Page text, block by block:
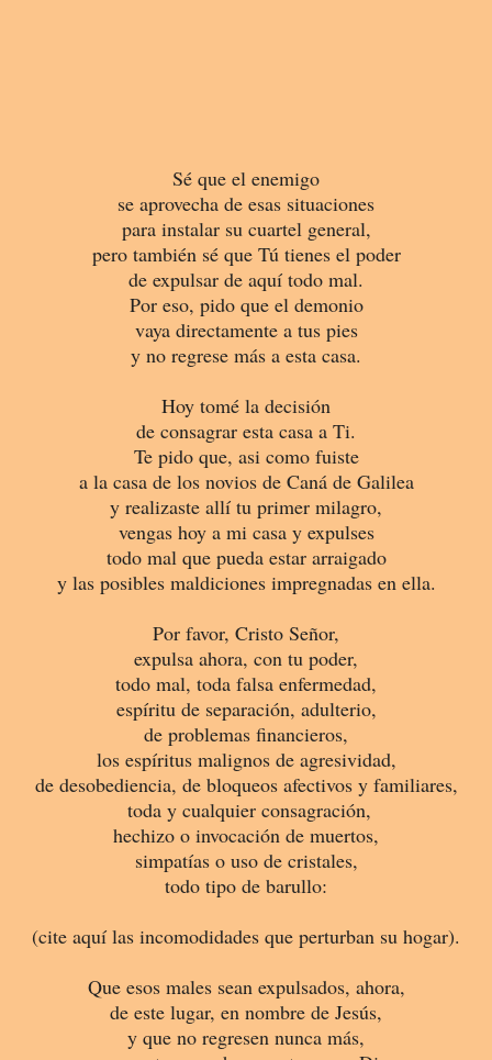
Sé que el enemigo
se aprovecha de esas situaciones
para instalar su cuartel general,
pero también sé que Tú tienes el poder
de expulsar de aquí todo mal.
Por eso, pido que el demonio
vaya directamente a tus pies
y no regrese más a esta casa.
Hoy tomé la decisión
de consagrar esta casa a Ti.
Te pido que, asi como fuiste
a la casa de los novios de Caná de Galilea
y realizaste allí tu primer milagro,
vengas hoy a mi casa y expulses
todo mal que pueda estar arraigado
y las posibles maldicionesimpregnadas en ella.
Por favor, Cristo Señor,
expulsa ahora, con tu poder,
todo mal, toda falsa enfermedad,
espíritu de separación, adulterio,
de problemas financieros,
los espíritus malignos de agresividad,
de desobediencia, de bloqueos afectivos y familiares,
toda y cualquier consagración,
hechizo o invocación de muertos,
simpatías o uso de cristales,
todo tipo de barullo:
(cite aquí las incomodidades que perturban su hogar).
Que esos males sean expulsados, ahora,
de este lugar, en nombre de Jesús,
y que no regresen nunca más,